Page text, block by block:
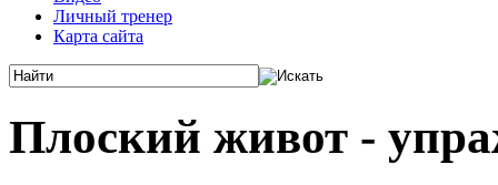
Личный тренер
Карта сайта
Плоский живот -